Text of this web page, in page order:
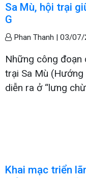
Sa Mù, hội trại
G
Phan Thanh | 03/07/
Những công đoạn
trại Sa Mù
diễn ra ở “lưng
Khai mạc triển